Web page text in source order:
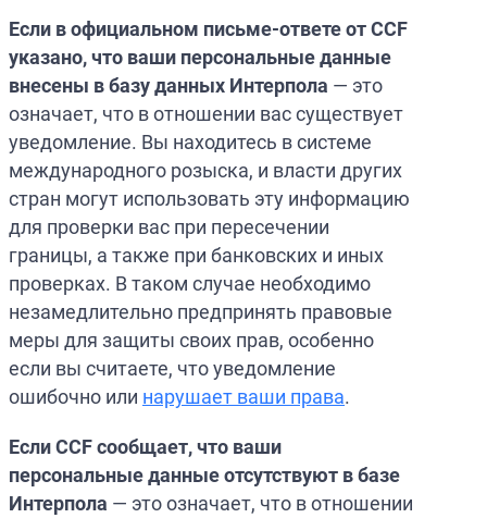
Если в официальном письме-ответе от CCF
указано, что ваши персональные данные
внесены в базу данных Интерпола — это
означает, что в отношении вас существует
уведомление. Вы находитесь в системе
международного розыска, и власти других
стран могут использовать эту информацию
для проверки вас при пересечении
границы, а также при банковских и иных
проверках. В таком случае необходимо
незамедлительно предпринять правовые
меры для защиты своих прав, особенно
если вы считаете, что уведомление
ошибочно или нарушает ваши права.
Если CCF сообщает, что ваши
персональные данные отсутствуют в базе
Интерпола — это означает, что в отношении